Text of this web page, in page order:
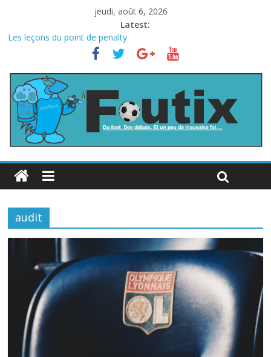
jeudi, août 6, 2026
Latest:
Les leçons du point de penalty
Le football italien retombe dans le chaos
La FIFA veut vendre une part de la Coupe du monde à des fonds
privés, la planète football s’insurge
Les curiosités de la Coupe du monde
L’Inde et la Chine, trop mauvais au football ?
audit